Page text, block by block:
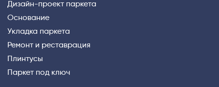
Дизайн-проект паркета
Основание
Укладка паркета
Ремонт и реставрация
Плинтусы
Паркет под ключ